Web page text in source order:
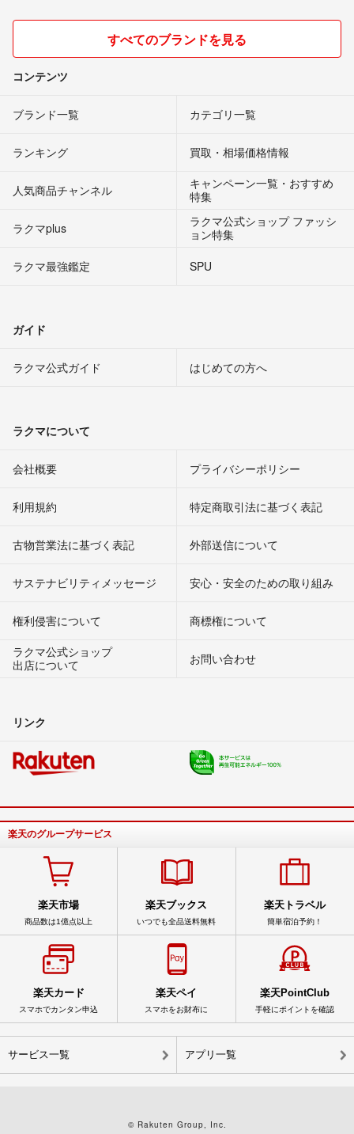
すべてのブランドを見る
コンテンツ
ブランド一覧 カテゴリ一覧
ランキング 買取・相場価格情報
人気商品チャンネル
キャンペーン一覧・おすすめ
特集
ラクマplus
ラクマ公式ショップ ファッシ
ョン特集
ラクマ最強鑑定
SPU
ガイド
ラクマ公式ガイド はじめての方へ
ラクマについて
会社概要 プライバシーポリシー
利用規約 特定商取引法に基づく表記
古物営業法に基づく表記 外部送信について
サステナビリティメッセージ 安心・安全のための取り組み
権利侵害について
商標権について
ラクマ公式ショップ
出店について
お問い合わせ
リンク
楽天のグループサービス
楽天市場
商品数は1億点以上
楽天ブックス
いつでも全品送料無料
楽天トラベル
簡単宿泊予約！
楽天カード
スマホでカンタン申込
楽天ペイ
スマホをお財布に
楽天PointClub
手軽にポイントを確認
サービス一覧 アプリ一覧
© Rakuten Group, Inc.